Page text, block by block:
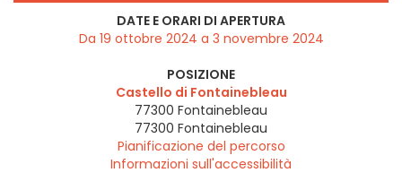
DATE E ORARI DI APERTURA
Da 19 ottobre 2024 a 3 novembre 2024
POSIZIONE
Castello di Fontainebleau
77300 Fontainebleau
77300 Fontainebleau
Pianificazione del percorso
Informazioni sull'accessibilità